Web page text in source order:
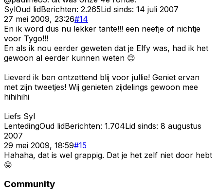
SylOud lidBerichten: 2.265Lid sinds: 14 juli 2007
27 mei 2009, 23:26#14
En ik word dus nu lekker tante!!! een neefje of nichtje
voor Tygo!!!
En als ik nou eerder geweten dat je Elfy was, had ik het
gewoon al eerder kunnen weten 😉
Lieverd ik ben ontzettend blij voor jullie! Geniet ervan
met zijn tweetjes! Wij genieten zijdelings gewoon mee
hihihihi
Liefs Syl
LentedingOud lidBerichten: 1.704Lid sinds: 8 augustus
2007
29 mei 2009, 18:59#15
Hahaha, dat is wel grappig. Dat je het zelf niet door hebt
😛
Community